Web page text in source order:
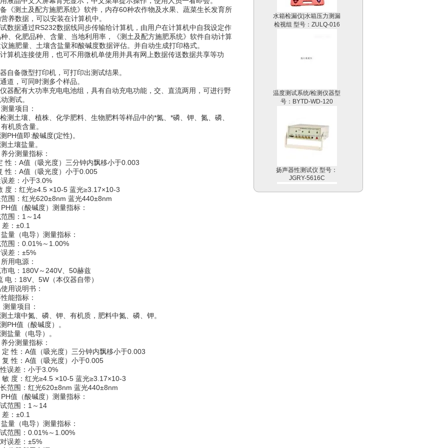
《测土及配方施肥系统》软件，内存60种农作物及水果、蔬菜生长发育所
养数据，可以安装在计算机中。
数据通过RS232数据线同步传输给计算机，由用户在计算机中自我设定作
、化肥品种、含量、当地利用率，《测土及配方施肥系统》软件自动计算
施肥量、土壤含盐量和酸碱度数据评估。并自动生成打印格式。
算机连接使用，也可不用微机单使用并具有网上数据传送数据共享等功
自备微型打印机，可打印出测试结果。
道，可同时测多个样品。
器配有大功率充电电池组，具有自动充电功能，交、直流两用，可进行野
测试。
量项目：
测土壤、植株、化学肥料、生物肥料等样品中的*氮、*磷、钾、氮、磷、
机质含量。
PH值即:酸碱度(定性)。
土壤盐量。
分测量指标：
性：A值（吸光度）三分钟内飘移小于0.003
性：A值（吸光度）小于0.005
差：小于3.0%
度：红光≥4.5 ×10-5 蓝光≥3.17×10-3
围：红光620±8nm 蓝光440±8nm
值（酸碱度）测量指标：
围：1～14
：±0.1
量（电导）测量指标：
围：0.01%～1.00%
差：±5%
用电源：
电：180V～240V、50赫兹
电：18V、5W（本仪器自带）
用说明书：
能指标：
测量项目：
土壤中氮、磷、钾、有机质，肥料中氮、磷、钾。
PH值（酸碱度）。
盐量（电导）。
分测量指标：
定 性：A值（吸光度）三分钟内飘移小于0.003
复 性：A值（吸光度）小于0.005
误差：小于3.0%
敏 度：红光≥4.5 ×10-5 蓝光≥3.17×10-3
范围：红光620±8nm 蓝光440±8nm
值（酸碱度）测量指标：
范围：1～14
差：±0.1
量（电导）测量指标：
范围：0.01%～1.00%
误差：±5%
水箱检漏仪|水箱压力测漏
检视组 型号：ZULQ-016
号：BYTD-WD-120
JGRY-5616C